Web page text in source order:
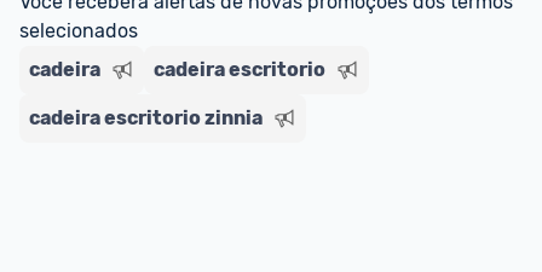
selecionados
cadeira
cadeira escritorio
cadeira escritorio zinnia